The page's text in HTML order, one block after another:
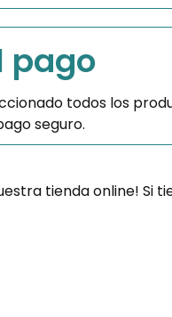
pago
todos los
seguro.
tienda online! Si